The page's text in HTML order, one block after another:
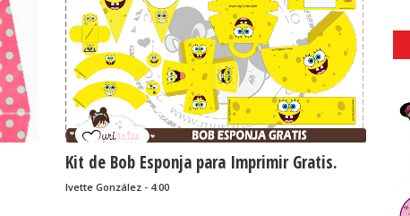
Kit de Bob Esponja para Imprimir Gratis.
Ivette González - 4:00